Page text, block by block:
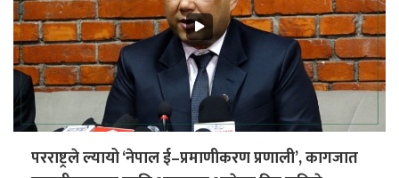
परराष्ट्रले ल्यायो ‘नेपाल ई–प्रमाणीकरण प्रणाली’, कागजात